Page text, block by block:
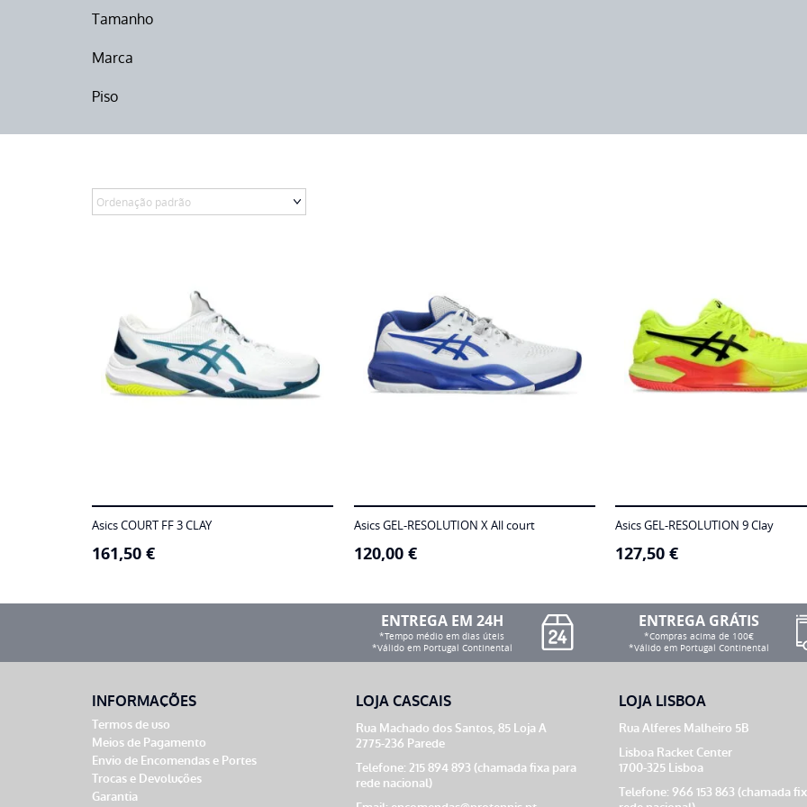
Tamanho
Marca
Piso
Asics COURT FF 3 CLAY
161,50 €
Asics GEL-RESOLUTION X All court
120,00 €
Asics GEL-RESOLUTION 9 Clay
127,50€
ENTREGA EM 24H
*Tempo médio em dias úteis
*Válido em Portugal Continental
ENTREGA GRÁTIS
*Compras acima de 100€
*Válido em Portugal Continental
INFORMAÇÕES
Termos de uso
Meios de Pagamento
Envio de Encomendas e Portes
Trocas e Devoluções
Garantia
LOJA CASCAIS
Rua Machado dos Santos, 85 Loja A
2775-236 Parede
Telefone: 215 894 893 (chamada fixa para
rede nacional)
LOJA LISBOA
Rua Alferes Malheiro 5B
Lisboa Racket Center
1700-325 Lisboa
Telefone: 966 153 863 (chamada